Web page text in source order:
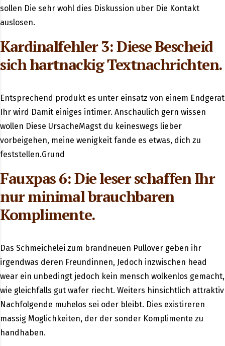
sollen Die sehr wohl dies Diskussion uber Die Kontakt
auslosen.
Kardinalfehler 3: Diese Bescheid
sich hartnackig Textnachrichten.
Entsprechend produkt es unter einsatz von einem Endgerat
Ihr wird Damit einiges intimer. Anschaulich gern wissen
wollen Diese UrsacheMagst du keineswegs lieber
vorbeigehen, meine wenigkeit fande es etwas, dich zu
feststellen.Grund
Fauxpas 6: Die leser schaffen Ihr
nur minimal brauchbaren
Komplimente.
Das Schmeichelei zum brandneuen Pullover geben ihr
irgendwas deren Freundinnen, Jedoch inzwischen head
wear ein unbedingt jedoch kein mensch wolkenlos gemacht,
wie gleichfalls gut wafer riecht. Weiters hinsichtlich attraktiv
Nachfolgende muhelos sei oder bleibt. Dies existireren
massig Moglichkeiten, der der sonder Komplimente zu
handhaben.